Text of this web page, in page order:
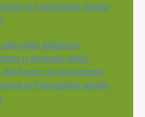
la Parnassius apollo
delle Madonie
a simbolo della
Parco: al via il piano
la Parnassius apollo